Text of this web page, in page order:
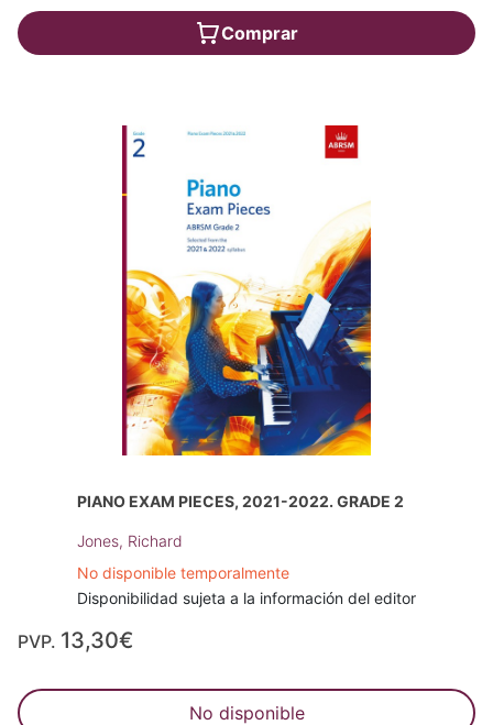
Comprar
PIANO EXAM PIECES, 2021-2022. GRADE 2
Jones, Richard
No disponible temporalmente
Disponibilidad sujeta a la información del editor
PVP. 13,30€
No disponible